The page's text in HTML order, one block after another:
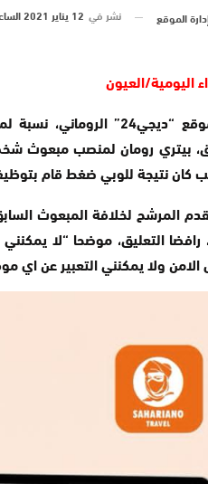
الموقع نشر في 12 يناير 2021 الساعة 5 و 39 دقيقة
اليومية/العيون
قال موقع “ديجي24”
بيتري رومان لمنصب مبعوث
كان نتيجة للوبي ضغط قام
المرشح لخلافة المبعوث
التعليق، موضحا “لا
ولا يمكنني التعبير عن اي